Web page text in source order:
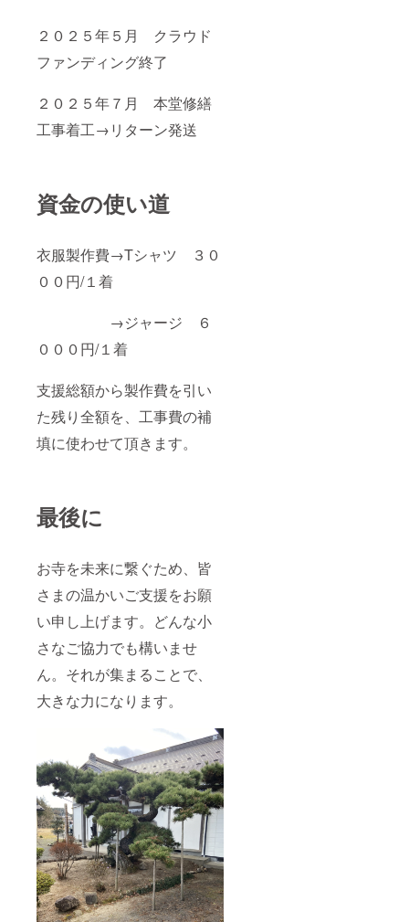
２０２５年５月 クラウド
ファンディング終了
２０２５年７月 本堂修繕
工事着工→リターン発送
資金の使い道
衣服製作費→Tシャツ ３０
００円/１着
→ジャージ ６
０００円/１着
支援総額から製作費を引い
た残り全額を、工事費の補
填に使わせて頂きます。
最後に
お寺を未来に繋ぐため、皆
さまの温かいご支援をお願
い申し上げます。どんな小
さなご協力でも構いませ
ん。それが集まることで、
大きな力になります。